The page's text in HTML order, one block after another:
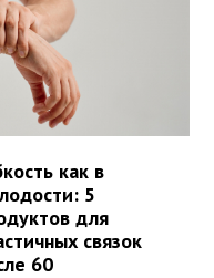
как в
5
для
связок
60